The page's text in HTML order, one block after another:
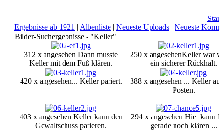
Ergebnisse ab 1921 | Albenliste | Neueste Uploads | Neueste
Bilder-Suchergebnisse - "Keller"
312 x angesehen Dann musste
Keller mit dem Fuß klären.
250 x angesehenKeller war
ein sicherer Rückhalt.
420 x angesehen... Keller pariert. 388 x angesehen ... Keller
Posten.
403 x angesehen Keller kann den
Gewaltschuss parieren.
294 x angesehen Hier kann
gerade noch klären ...